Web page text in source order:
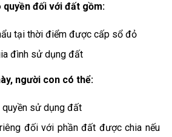
đối với đất gồm:
tại thời điểm được cấp sổ đỏ
đình sử dụng đất
người con có thể:
quyền sử dụng đất
đối với phần đất được chia nếu